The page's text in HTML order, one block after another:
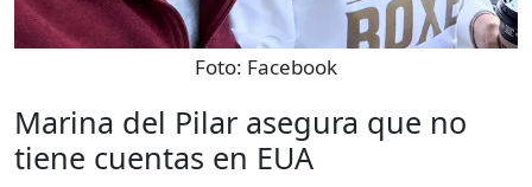
Foto: Facebook
Marina del Pilar asegura que no
tiene cuentas en EUA